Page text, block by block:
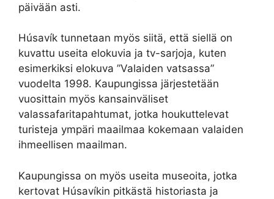
päivään asti.
Húsavík tunnetaan myös siitä, että siellä on
kuvattu useita elokuvia ja tv-sarjoja, kuten
esimerkiksi elokuva ”Valaiden vatsassa”
vuodelta 1998. Kaupungissa järjestetään
vuosittain myös kansainväliset
valassafaritapahtumat, jotka houkuttelevat
turisteja ympäri maailmaa kokemaan valaiden
ihmeellisen maailman.
Kaupungissa on myös useita museoita, jotka
kertovat Húsavíkin pitkästä historiasta ja